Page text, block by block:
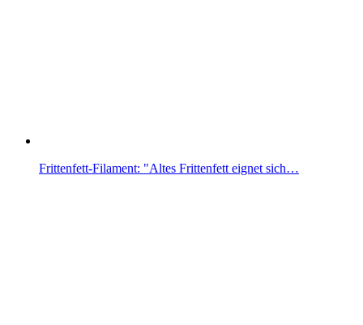
Frittenfett-Filament: "Altes Frittenfett eignet sich…